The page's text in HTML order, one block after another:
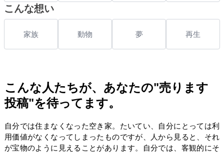
こんな想い
家族 動物 夢 再生
こんな人たちが、あなたの"売ります
投稿"を待ってます。
自分では住まなくなった空き家。たいてい、自分にとっては利
用価値がなくなってしまったものですが、人から見ると、それ
が宝物のように見えることがあります。自分では、客観的にそ